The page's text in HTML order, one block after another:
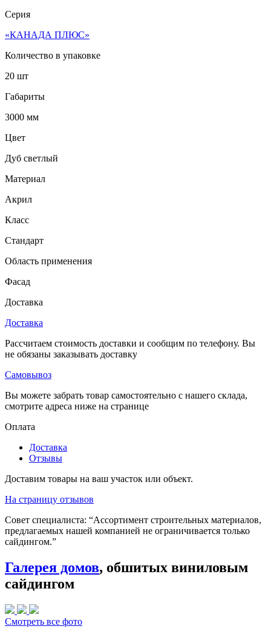
Серия
«КАНАДА ПЛЮС»
Количество в упаковке
20 шт
Габариты
3000 мм
Цвет
Дуб светлый
Материал
Акрил
Класс
Стандарт
Область применения
Фасад
Доставка
Доставка
Рассчитаем стоимость доставки и сообщим по телефону. Вы
не обязаны заказывать доставку
Самовывоз
Вы можете забрать товар самостоятельно с нашего склада,
смотрите адреса ниже на странице
Оплата
Доставка
Отзывы
Доставим товары на ваш участок или объект.
На страницу отзывов
Совет специалиста: “Ассортимент строительных материалов,
предлагаемых нашей компанией не ограничивается только
сайдингом.”
Галерея домов, обшитых виниловым
сайдингом
Смотреть все фото